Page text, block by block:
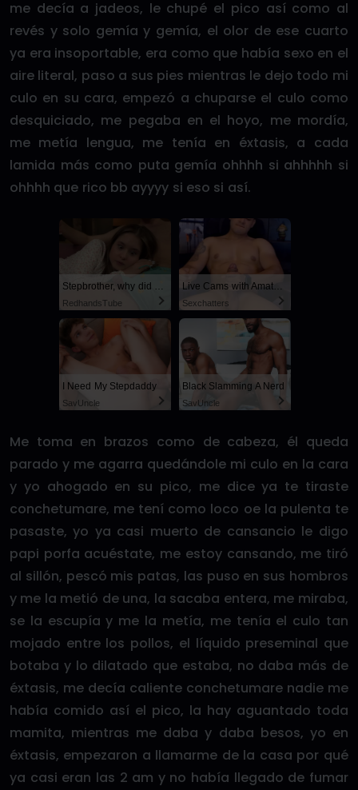
me decía a jadeos, le chupé el pico así como al
revés y solo gemía y gemía, el olor de ese cuarto
ya era insoportable, era como que había sexo en el
aire literal, paso a sus pies mientras le dejo todo mi
culo en su cara, empezó a chuparse el culo como
desquiciado, me pegaba en el hoyo, me mordía,
me metía lengua, me tenía en éxtasis, a cada
lamida más como puta gemía ohhhh si ahhhhh si
ohhhh que rico bb ayyyy si eso si así.
Stepbrother, why did you show me your dick? Now I want to fuck you with my wet pussy
RedhandsTube
Live Cams with Amateur Men
Sexchatters
I Need My Stepdaddy
SayUncle
Black Slamming A Nerd
SayUncle
Me toma en brazos como de cabeza, él queda
parado y me agarra quedándole mi culo en la cara
y yo ahogado en su pico, me dice ya te tiraste
conchetumare, me tení como loco oe la pulenta te
pasaste, yo ya casi muerto de cansancio le digo
papi porfa acuéstate, me estoy cansando, me tiró
al sillón, pescó mis patas, las puso en sus hombros
y me la metió de una, la sacaba entera, me miraba,
se la escupía y me la metía, me tenía el culo tan
mojado entre los pollos, el líquido preseminal que
botaba y lo dilatado que estaba, no daba más de
éxtasis, me decía caliente conchetumare nadie me
había comido así el pico, la hay aguantado toda
mamita, mientras me daba y daba besos, yo en
éxtasis, empezaron a llamarme de la casa por qué
ya casi eran las 2 am y no había llegado de fumar